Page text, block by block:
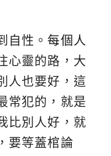
自性。每個人
心靈的路，大
人也要好，這
常犯的，就是
比別人好，就
要等蓋棺論